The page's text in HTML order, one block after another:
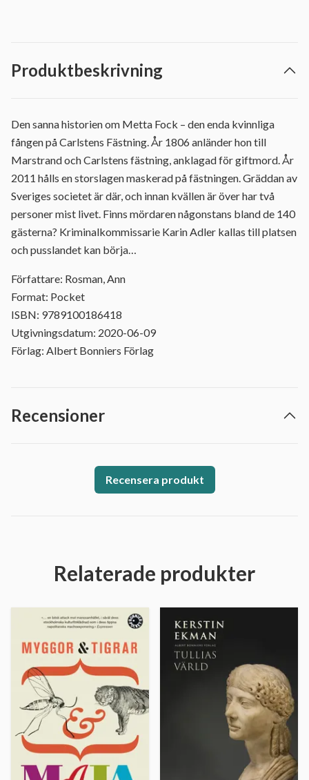
Produktbeskrivning
Den sanna historien om Metta Fock – den enda kvinnliga
fången på Carlstens Fästning. År 1806 anländer hon till
Marstrand och Carlstens fästning, anklagad för giftmord. År
2011 hålls en storslagen maskerad på fästningen. Gräddan av
Sveriges societet är där, och innan kvällen är över har två
personer mist livet. Finns mördaren någonstans bland de 140
gästerna? Kriminalkommissarie Karin Adler kallas till platsen
och pusslandet kan börja…
Författare: Rosman, Ann
Format: Pocket
ISBN: 9789100186418
Utgivningsdatum: 2020-06-09
Förlag: Albert Bonniers Förlag
Recensioner
Recensera produkt
Relaterade produkter